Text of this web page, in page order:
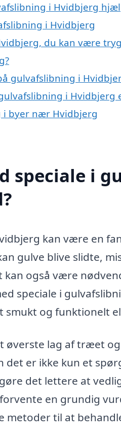
i Hvidbjerg
i Hvidbjerg
du kan være
gulvafslibning i
i Hvidbjerg
i byer nær Hvidbjerg
speciale i
kan være en
gulve blive slidte,
kan også være
speciale i
smukt og funktionelt
øverste lag af træet
er ikke kun et
det lettere at
en grundig
metoder til at